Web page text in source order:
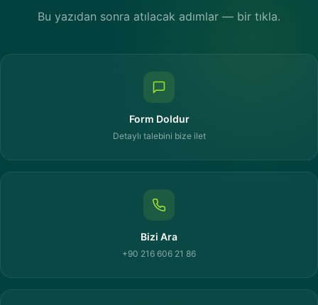
Bu yazıdan sonra atılacak adımlar — bir tıkla.
Form Doldur
Detaylı talebini bize ilet
Bizi Ara
+90 216 606 21 86